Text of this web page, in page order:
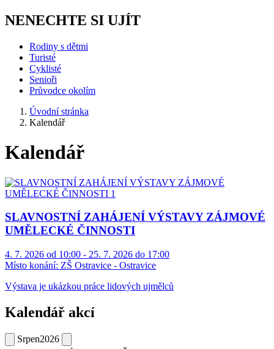
NENECHTE SI UJÍT
Rodiny s dětmi
Turisté
Cyklisté
Senioři
Průvodce okolím
Úvodní stránka
Kalendář
Kalendář
SLAVNOSTNÍ ZAHÁJENÍ VÝSTAVY ZÁJMOVÉ
UMĚLECKÉ ČINNOSTI
4. 7. 2026 od 10:00 - 25. 7. 2026 do 17:00
Místo konání: ZŠ Ostravice - Ostravice
Výstava je ukázkou práce lidových ujmělců
Kalendář akcí
Srpen2026